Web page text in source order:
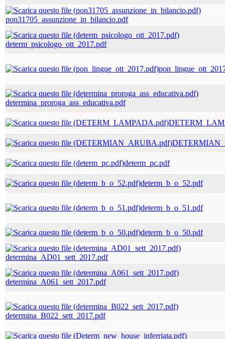
pon31705_assunzione_in_bilancio.pdf
determ_psicologo_ott_2017.pdf
determina_proroga_ass_educativa.pdf
determ_pc.pdf
determ_b_o_52.pdf
determ_b_o_51.pdf
determ_b_o_50.pdf
determina_AD01_sett_2017.pdf
determina_A061_sett_2017.pdf
determina_B022_sett_2017.pdf